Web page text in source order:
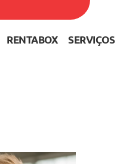
RENTABOX SERVIÇOS